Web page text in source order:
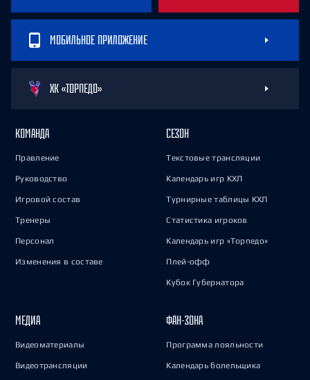
МОБИЛЬНОЕ ПРИЛОЖЕНИЕ
ХК «ТОРПЕДО»
КОМАНДА
Правление
Руководство
Игровой состав
Тренеры
Персонал
Изменения в составе
СЕЗОН
Текстовые трансляции
Календарь игр КХЛ
Турнирные таблицы КХЛ
Статистика игроков
Календарь игр «Торпедо»
Плей-офф
Кубок Губернатора
МЕДИА
Видеоматериалы
Видеотрансляции
ФАН-ЗОНА
Программа лояльности
Календарь болельщика